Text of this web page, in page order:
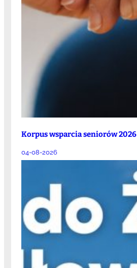
Korpus wsparcia seniorów 2026
04-08-2026